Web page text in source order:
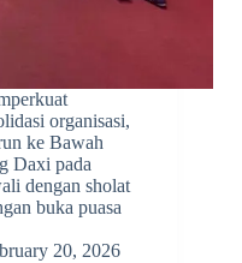
organisasi,
ke Bawah
Daxi pada
dengan sholat
buka puasa
20, 2026